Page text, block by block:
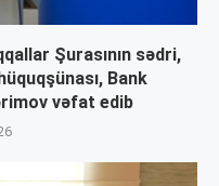
Şurasının sədri,
Bank
vəfat edib